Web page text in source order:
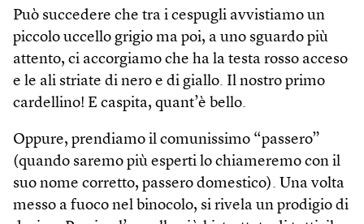
Può succedere che tra i cespugli avvistiamo un
piccolo uccello grigio ma poi, a uno sguardo più
attento, ci accorgiamo che ha la testa rosso acceso
e le ali striate di nero e di giallo. Il nostro primo
cardellino! E caspita, quant’è bello.
Oppure, prendiamo il comunissimo “passero”
(quando saremo più esperti lo chiameremo con il
suo nome corretto, passero domestico). Una volta
messo a fuoco nel binocolo, si rivela un prodigio di